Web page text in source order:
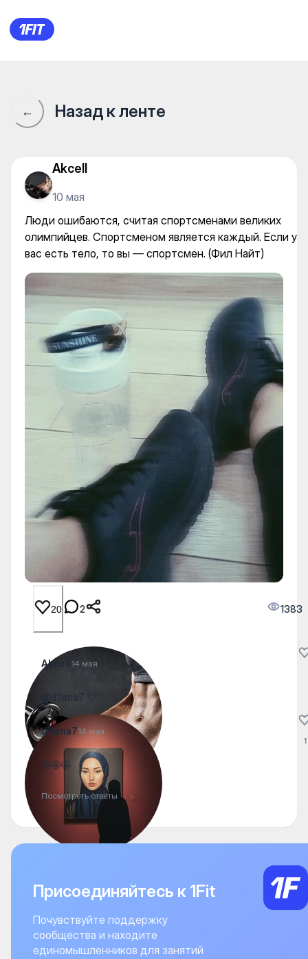
Люди ошибаются, считая
← Назад к ленте
Akcell
10 мая
Люди ошибаются, считая спортсменами великих
олимпийцев. Спортсменом является каждый. Если у
вас есть тело, то вы — спортсмен. (Фил Найт)
20 2 1383
Akcell 14 мая
@d1lana7 🤍
d1lana714 мая
🤩🤩🤩
Посмотреть ответы
1
Присоединяйтесь к 1Fit
Почувствуйте поддержку
сообщества и находите
единомышленников для занятий